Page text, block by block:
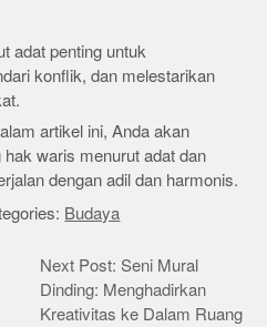
adat penting untuk
konflik, dan melestarikan
artikel ini, Anda akan
waris menurut adat dan
dengan adil dan harmonis.
Budaya
Next Post: Seni Mural
Dinding: Menghadirkan
Kreativitas ke Dalam Ruang